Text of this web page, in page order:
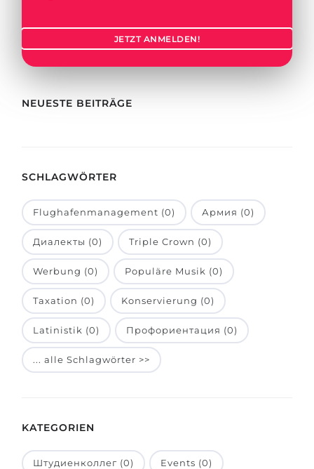
BERUFE
Beispiel-Stellenangebote
Holland-Test
Interessenkarte-Test
RIASEC-Test
Erfolgzu
100%
Unsere Studierenden werden
BERATUNG!
BEWERBEN FÜR FACHRICHTUNG …
Medizin
Physik
BEWERBEN AUS …
Russland
Ukraine
Kasachstan
Aserbaidschan
Armenien
Belarus
Anderes Land
JETZT ANMELDEN!
NEUESTE BEITRÄGE
SCHLAGWÖRTER
Flughafenmanagement (0) Армия (0)
Диалекты (0) Triple Crown (0)
Werbung (0) Populäre Musik (0)
Taxation (0) Konservierung (0)
Latinistik (0) Профориентация (0)
... alle Schlagwörter >>
KATEGORIEN
Штудиенколлег (0) Events (0)